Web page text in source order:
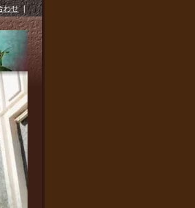
わせ｜